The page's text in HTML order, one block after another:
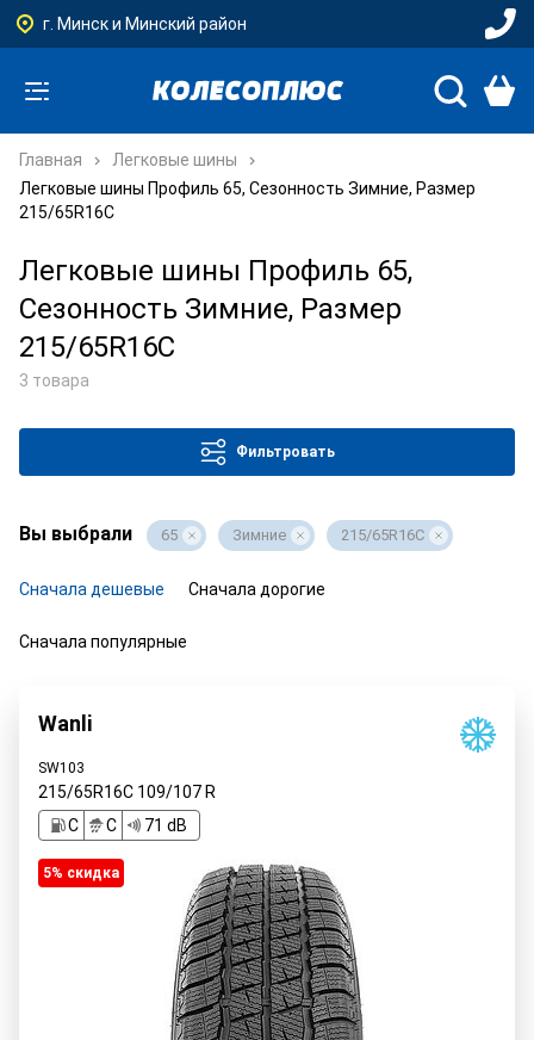
г. Минск и Минский район
Главная
Легковые шины
Легковые шины Профиль 65, Сезонность Зимние, Размер
215/65R16C
Легковые шины Профиль 65,
Сезонность Зимние, Размер
215/65R16C
3 товара
Фильтровать
Вы выбрали 65 Зимние 215/65R16C
Сначала дешевые Сначала дорогие
Сначала популярные
Wanli
SW103
215/65R16C 109/107 R
C
C 71 dB
5% cкидка